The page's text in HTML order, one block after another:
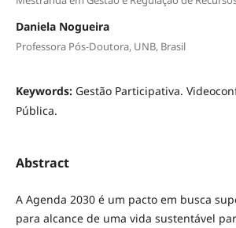
Daniela Nogueira
Professora Pós-Doutora, UNB, Brasil
Keywords: Gestão Participativa.
Pública.
Abstract
A Agenda 2030 é um pacto em busca
para alcance de uma vida sustentável